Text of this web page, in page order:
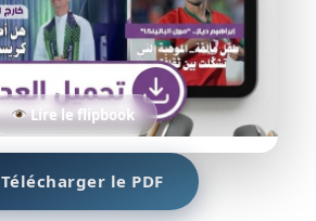
Lire le flipbook
Télécharger le PDF